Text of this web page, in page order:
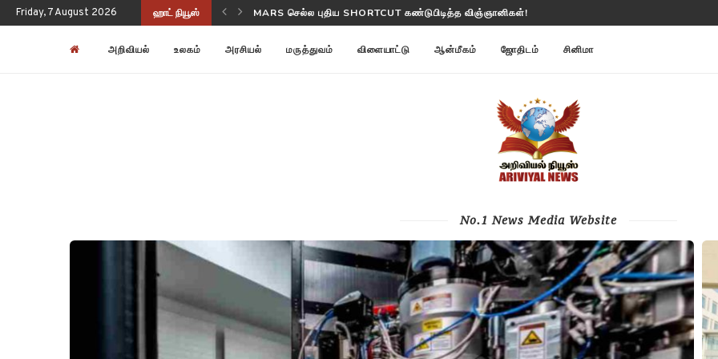
Friday, 7 August 2026 ஹாட் நியூஸ் NASA-ISRO NISAR பூமி மாற்றங்களை கண்காணிக்கிறது
அறிவியல் உலகம் அரசியல் மருத்துவம் விளையாட்டு ஆன்மீகம் ஜோதிடம் சினிமா
No.1 News Media Website